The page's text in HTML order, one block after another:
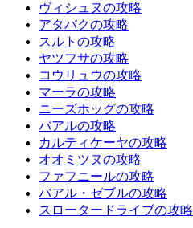
ヴィシュヌの攻略
アタバクの攻略
スルトの攻略
ヤツフサの攻略
コウリュウの攻略
マーラの攻略
ニーズホッグの攻略
バアルの攻略
カルティケーヤの攻略
オオミツヌの攻略
ファフニールの攻略
バアル・ゼブルの攻略
スロータードライブの攻略